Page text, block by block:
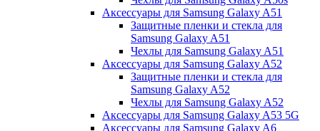
Аксессуары для Samsung Galaxy A51
Защитные пленки и стекла для
Samsung Galaxy A51
Чехлы для Samsung Galaxy A51
Аксессуары для Samsung Galaxy A52
Защитные пленки и стекла для
Samsung Galaxy A52
Чехлы для Samsung Galaxy A52
Аксессуары для Samsung Galaxy A53 5G
Аксессуары для Samsung Galaxy A6